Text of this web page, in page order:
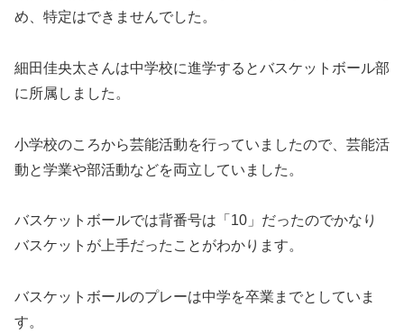
め、特定はできませんでした。
細田佳央太さんは中学校に進学するとバスケットボール部
に所属しました。
小学校のころから芸能活動を行っていましたので、芸能活
動と学業や部活動などを両立していました。
バスケットボールでは背番号は「10」だったのでかなり
バスケットが上手だったことがわかります。
バスケットボールのプレーは中学を卒業までとしていま
す。